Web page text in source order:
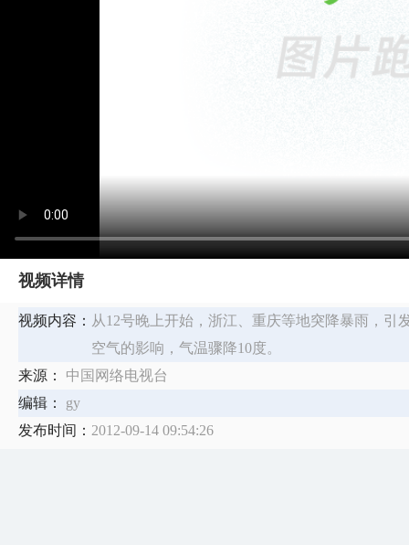
视频详情
视频内容： 从12号晚上开始，浙江、重庆等地突降暴雨，
空气的影响，气温骤降10度。
来源：
中国网络电视台
编辑：
gy
发布时间： 2012-09-14 09:54:26